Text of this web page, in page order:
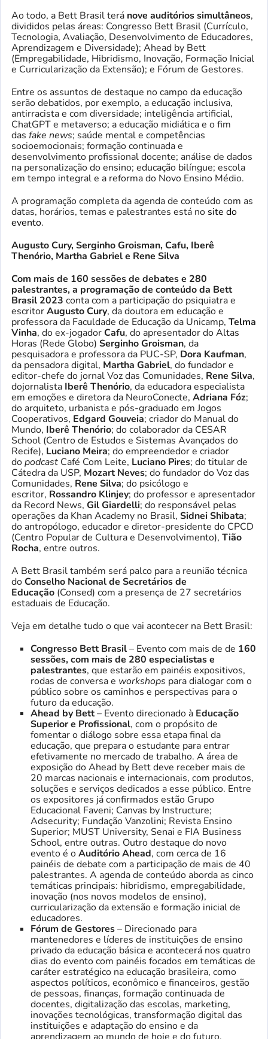
Ao todo, a Bett Brasil terá nove auditórios simultâneos,
divididos pelas áreas: Congresso Bett Brasil (Currículo,
Tecnologia, Avaliação, Desenvolvimento de Educadores,
Aprendizagem e Diversidade); Ahead by Bett
(Empregabilidade, Hibridismo, Inovação, Formação Inicial
e Curricularização da Extensão); e Fórum de Gestores.
Entre os assuntos de destaque no campo da educação
serão debatidos, por exemplo, a educação inclusiva,
antirracista e com diversidade; inteligência artificial,
ChatGPT e metaverso; a educação midiática e o fim
das fake news; saúde mental e competências
socioemocionais; formação continuada e
desenvolvimento profissional docente; análise de dados
na personalização do ensino; educação bilíngue; escola
em tempo integral e a reforma do Novo Ensino Médio.
A programação completa da agenda de conteúdo com as
datas, horários, temas e palestrantes está no site do
evento.
Augusto Cury, Serginho Groisman, Cafu, Iberê
Thenório, Martha Gabriel e Rene Silva
Com mais de 160 sessões de debates e 280
palestrantes, a programação de conteúdo da Bett
Brasil 2023 conta com a participação do psiquiatra e
escritorAugusto Cury, da doutora em educação e
professora da Faculdade de Educação da Unicamp, Telma
Vinha, do ex-jogadorCafu, do apresentador do Altas
Horas (Rede Globo) Serginho Groisman, da
pesquisadora e professora da PUC-SP, Dora Kaufman,
da pensadora digital, Martha Gabriel, do fundador e
editor-chefe do jornal Voz das Comunidades, Rene Silva,
dojornalista Iberê Thenório, da educadora especialista
em emoções e diretora da NeuroConecte, Adriana Fóz;
do arquiteto, urbanista e pós-graduado em Jogos
Cooperativos, Edgard Gouveia; criador do Manual do
Mundo, Iberê Thenório; do colaborador da CESAR
School (Centro de Estudos e Sistemas Avançados do
Recife), Luciano Meira; do empreendedor e criador
dopodcast Café Com Leite, Luciano Pires; do titular de
Cátedra da USP, Mozart Neves; do fundador do Voz das
Comunidades, Rene Silva; do psicólogo e
escritor, Rossandro Klinjey; do professor e apresentador
da Record News, Gil Giardelli; do responsável pelas
operações da Khan Academy no Brasil, Sidnei Shibata;
do antropólogo, educador e diretor-presidente do CPCD
(Centro Popular de Cultura e Desenvolvimento), Tião
Rocha, entre outros.
A Bett Brasil também será palco para a reunião técnica
doConselho Nacional de Secretários de
Educação (Consed) com a presença de 27 secretários
estaduais de Educação.
Veja em detalhe tudo o que vai acontecer na Bett Brasil:
Congresso Bett Brasil– Evento com mais de de 160
sessões, com mais de 280 especialistas e
palestrantes, que estarão em painéis expositivos,
rodas de conversa e workshops para dialogar com o
público sobre os caminhos e perspectivas para o
futuro da educação.
Ahead by Bett– Evento direcionado à Educação
Superior e Profissional, com o propósito de
fomentar o diálogo sobre essa etapa final da
educação, que prepara o estudante para entrar
efetivamente no mercado de trabalho. A área de
exposição do Ahead by Bett deve receber mais de
20 marcas nacionais e internacionais, com produtos,
soluções e serviços dedicados a esse público. Entre
os expositores já confirmados estão Grupo
Educacional Faveni; Canvas by Instructure;
Adsecurity; Fundação Vanzolini; Revista Ensino
Superior; MUST University, Senai e FIA Business
School, entre outras. Outro destaque do novo
evento é oAuditório Ahead, com cerca de 16
painéis de debate com a participação de mais de 40
palestrantes. A agenda de conteúdo aborda as cinco
temáticas principais: hibridismo, empregabilidade,
inovação (nos novos modelos de ensino),
curricularização da extensão e formação inicial de
educadores.
Fórum de Gestores– Direcionado para
mantenedores e líderes de instituições de ensino
privado da educação básica e acontecerá nos quatro
dias do evento com painéis focados em temáticas de
caráter estratégico na educação brasileira, como
aspectos políticos, econômico e financeiros, gestão
de pessoas, finanças, formação continuada de
docentes, digitalização das escolas, marketing,
inovações tecnológicas, transformação digital das
instituições e adaptação do ensino e da
aprendizagem ao mundo de hoje e do futuro.